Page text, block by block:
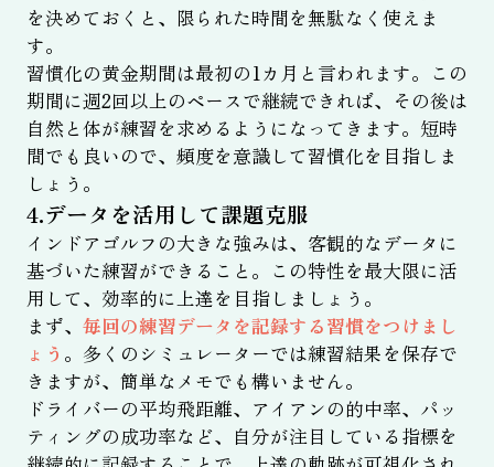
を決めておくと、限られた時間を無駄なく使えま
す。
習慣化の黄金期間は最初の1カ月と言われます。この
期間に週2回以上のペースで継続できれば、その後は
自然と体が練習を求めるようになってきます。短時
間でも良いので、頻度を意識して習慣化を目指しま
しょう。
4.データを活用して課題克服
インドアゴルフの大きな強みは、客観的なデータに
基づいた練習ができること。この特性を最大限に活
用して、効率的に上達を目指しましょう。
まず、 毎回の練習データを記録する習慣をつけまし
ょう 。多くのシミュレーターでは練習結果を保存で
きますが、簡単なメモでも構いません。
ドライバーの平均飛距離、アイアンの的中率、パッ
ティングの成功率など、自分が注目している指標を